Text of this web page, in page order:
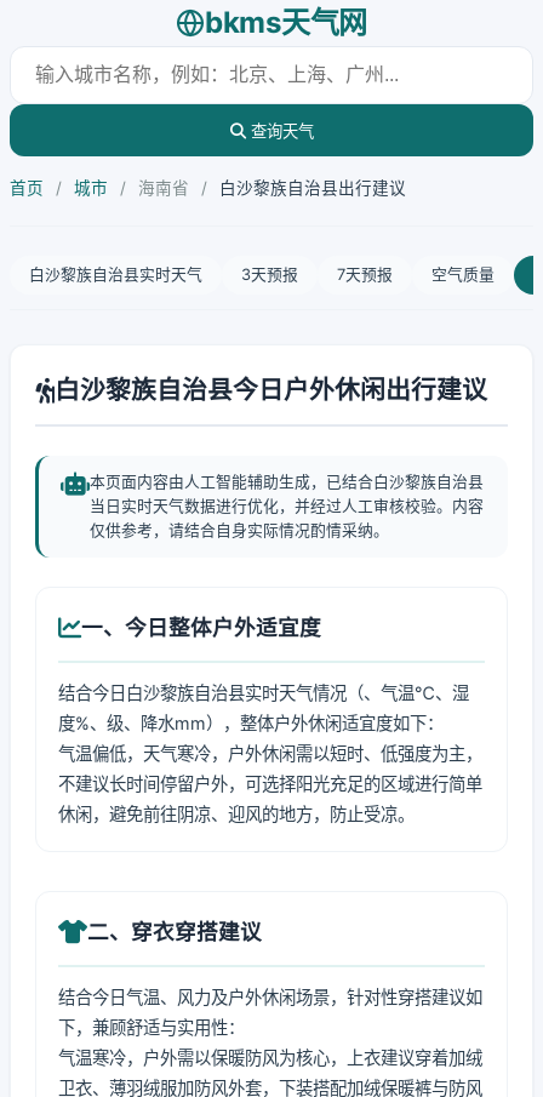
bkms天气网
查询天气
首页 / 城市 / 海南省 / 白沙黎族自治县出行建议
白沙黎族自治县实时天气 3天预报 7天预报 空气质量
白沙黎族自治县今日户外休闲出行建议
本页面内容由人工智能辅助生成，已结合白沙黎族自治县
当日实时天气数据进行优化，并经过人工审核校验。内容
仅供参考，请结合自身实际情况酌情采纳。
一、今日整体户外适宜度
结合今日白沙黎族自治县实时天气情况（、气温℃、湿
度%、级、降水mm），整体户外休闲适宜度如下：
气温偏低，天气寒冷，户外休闲需以短时、低强度为主，
不建议长时间停留户外，可选择阳光充足的区域进行简单
休闲，避免前往阴凉、迎风的地方，防止受凉。
二、穿衣穿搭建议
结合今日气温、风力及户外休闲场景，针对性穿搭建议如
下，兼顾舒适与实用性：
气温寒冷，户外需以保暖防风为核心，上衣建议穿着加绒
卫衣、薄羽绒服加防风外套，下装搭配加绒保暖裤与防风